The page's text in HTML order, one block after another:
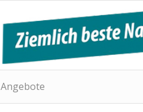
Angebote